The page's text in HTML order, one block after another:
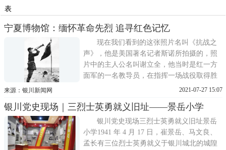
表
宁夏博物馆：缅怀革命先烈 追寻红色记忆
现在我们看到的这张照片名叫《抗战之
声》，他是美国著名记者斯诺所拍摄的，照
片中的主人公名叫谢立全，他当时是红一方
面军的一名教导员，在指挥一场战役取得胜
利之后，获得的奖励是一身新军装。斯诺知
古长城上手拿小号，为他拍摄了这样一张经
典的照片，也象征着吹响了革命胜利的号
角。宁夏博物馆解说员任宇娇像
来源：银川新闻网 2021-07-27 15:07
银川党史现场｜三烈士英勇就义旧址——景岳小学
银川党史现场三烈士英勇就义旧址景岳
小学1941 年 4 月 17 日，崔景岳、马文良、
孟长有三位烈士英勇就义于银川城北的城隍